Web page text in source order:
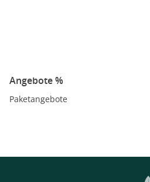
Angebote %
Paketangebote